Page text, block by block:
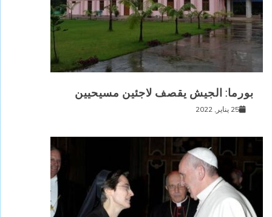
بورما: الجيش يقصف لاجئين مسيحيين
25 يناير, 2022